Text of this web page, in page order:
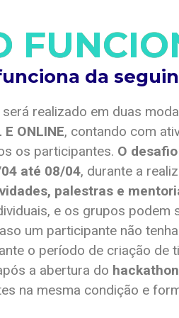
da
realizado em duas
E ONLINE, contando com
os participantes. O
até 08/04, durante a
palestras e
e os grupos podem
um participante não
o período de criação de
a abertura do hackathon
na mesma condição e